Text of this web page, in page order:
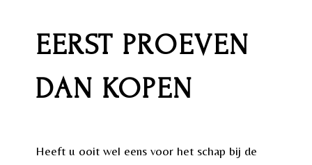
EERST PROEVEN
DAN KOPEN
Heeft u ooit wel eens voor het schap bij de